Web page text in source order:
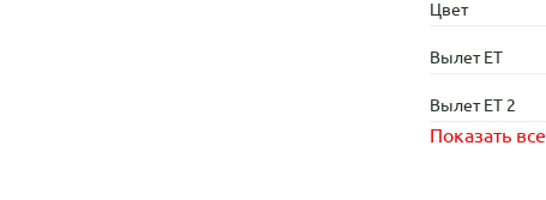
Цвет
Вылет ET
Вылет ET 2
Показать все